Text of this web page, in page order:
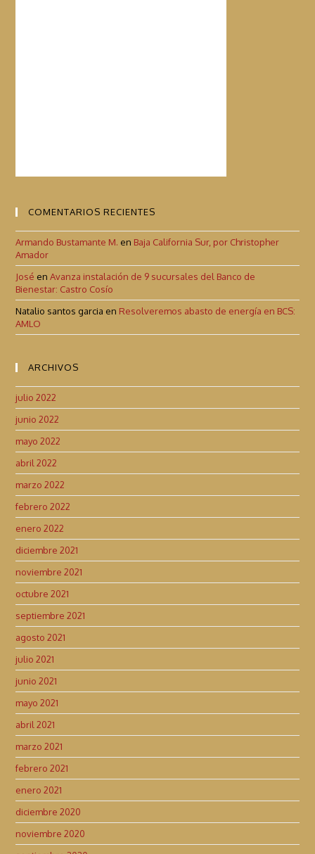
COMENTARIOS RECIENTES
Armando Bustamante M. en Baja California Sur, por Christopher
Amador
José enAvanza instalación de 9 sucursales del Banco de
Bienestar: Castro Cosío
Natalio santos garcia en Resolveremos abasto de energía en BCS:
AMLO
ARCHIVOS
julio 2022
junio 2022
mayo 2022
abril 2022
marzo 2022
febrero 2022
enero 2022
diciembre 2021
noviembre 2021
octubre 2021
septiembre 2021
agosto 2021
julio 2021
junio 2021
mayo 2021
abril 2021
marzo 2021
febrero 2021
enero 2021
diciembre 2020
noviembre 2020